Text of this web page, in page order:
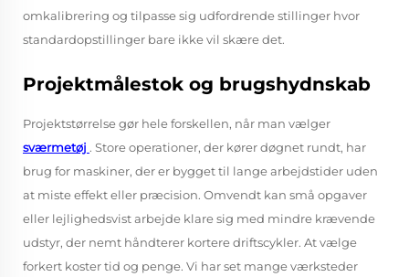
omkalibrering og tilpasse sig udfordrende stillinger hvor
standardopstillinger bare ikke vil skære det.
Projektmålestok og brugshydnskab
Projektstørrelse gør hele forskellen, når man vælger
sværmetøj . Store operationer, der kører døgnet rundt, har
brug for maskiner, der er bygget til lange arbejdstider uden
at miste effekt eller præcision. Omvendt kan små opgaver
eller lejlighedsvist arbejde klare sig med mindre krævende
udstyr, der nemt håndterer kortere driftscykler. At vælge
forkert koster tid og penge. Vi har set mange værksteder